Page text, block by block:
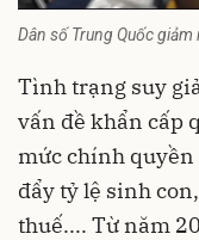
Dân số Trung Quốc
Tình trạng suy
vấn đề khẩn cấp
mức chính
đẩy tỷ lệ sinh
thuế.... Từ năm